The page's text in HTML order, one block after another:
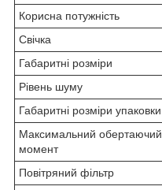
Корисна потужність
Свічка
Габаритні розміри
Рівень шуму
Габаритні розміри упаковки
Максимальний обертаючий
момент
Повітряний фільтр